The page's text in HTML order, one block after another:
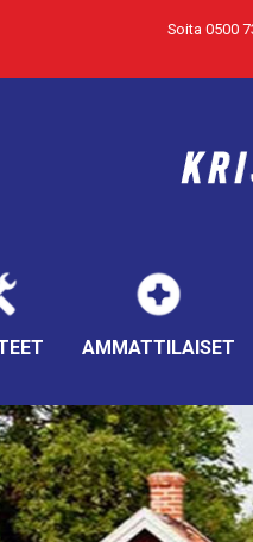
Soita 0500
AMMATTILAISET